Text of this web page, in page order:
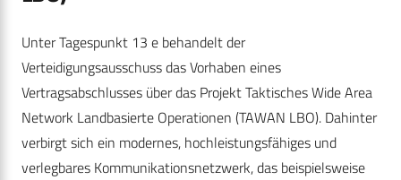
Unter Tagespunkt 13 e behandelt der
Verteidigungsausschuss das Vorhaben eines
Vertragsabschlusses über das Projekt Taktisches Wide Area
Network Landbasierte Operationen (TAWAN LBO). Dahinter
verbirgt sich ein modernes, hochleistungsfähiges und
verlegbares Kommunikationsnetzwerk, das beispielsweise